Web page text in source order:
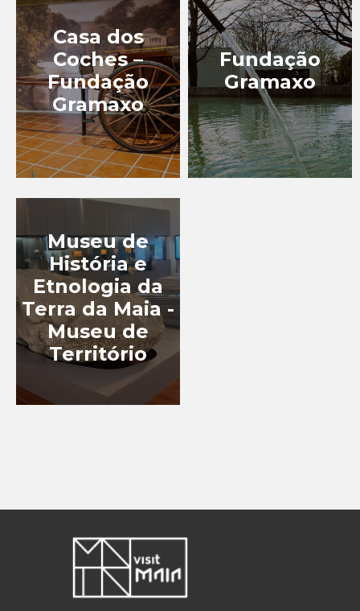
PATRIMÓNIO
INDUSTRIAL
PERCURSOS NA MAIA
TURISMO DE LAZER
TURISMO DE NATUREZA
TURISMO
GASTRONÓMICO
TURISMO INDUSTRIAL
EXPERIÊNCIAS
EVENTOS
Casa dos
Coches –
Fundação
Gramaxo
Fundação
Gramaxo
Museu de
História e
Etnologia da
Terra da Maia -
Museu de
Território